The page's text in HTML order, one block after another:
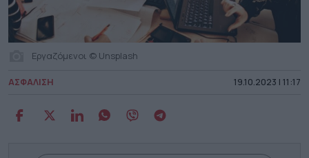
Εργαζόμενοι © Unsplash
ΑΣΦΑΛΙΣΗ 19.10.2023 | 11:17